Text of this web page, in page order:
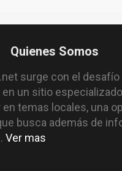
Quienes Somos
surge con el desafío
un sitio
temas locales, una
busca además de
Ver mas